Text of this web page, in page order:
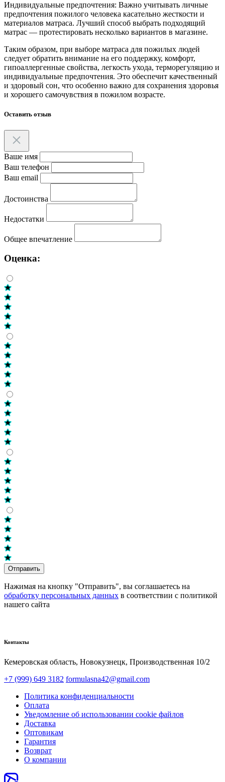
Индивидуальные предпочтения: Важно учитывать личные
предпочтения пожилого человека касательно жесткости и
материалов матраса. Лучший способ выбрать подходящий
матрас — протестировать несколько вариантов в магазине.
Таким образом, при выборе матраса для пожилых людей
следует обратить внимание на его поддержку, комфорт,
гипоаллергенные свойства, легкость ухода, терморегуляцию и
индивидуальные предпочтения. Это обеспечит качественный
и здоровый сон, что особенно важно для сохранения здоровья
и хорошего самочувствия в пожилом возрасте.
Оставить отзыв
Ваше имя
Ваш телефон
Ваш email
Достоинства
Недостатки
Общее впечатление
Оценка:
Отправить
Нажимая на кнопку "Отправить", вы соглашаетесь на
обработку персональных данных в соответствии с политикой
нашего сайта
Контакты
Кемеровская область, Новокузнецк,​ Производственная 10/2
+7 (999) 649 3182 formulasna42@gmail.com
Политика конфиденциальности
Оплата
Уведомление об использовании cookie файлов
Доставка
Оптовикам
Гарантия
Возврат
О компании